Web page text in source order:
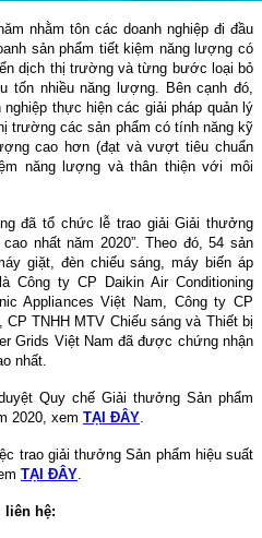
nhằm tôn các doanh nghiệp đi đầu
sản phẩm tiết kiệm năng lượng có
dịch thị trường và từng bước loại bỏ
tốn nhiều năng lượng. Bên cạnh đó,
thực hiện các giải pháp quản lý
trường các sản phẩm có tính năng kỹ
cao hơn (đạt và vượt tiêu chuẩn
năng lượng và thân thiện với môi
đã tổ chức lễ trao giảiGiải thưởng
nhất năm 2020”. Theo đó, 54 sản
giặt, đèn chiếu sáng, máy biến áp
Công ty CP Daikin Air Conditioning
Appliances Việt Nam, Công ty CP
TNHH MTV Chiếu sáng và Thiết bị
Grids Việt Nam đã được chứng nhận
nhất.
Quy chế Giải thưởng Sản phẩm
2020, xem TẠI ĐÂY
trao giải thưởng Sản phẩm hiệu suất
TẠI ĐÂY
liên hệ: